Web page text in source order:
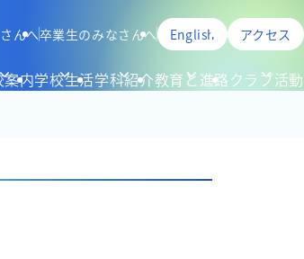
案内学校生活学科紹介教育と進路クラブ活動
んへ卒業生のみなさんへ English アクセス